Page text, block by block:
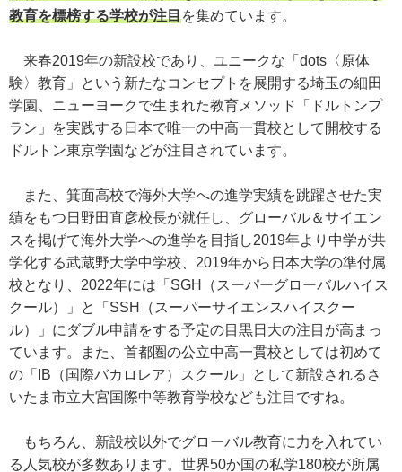
教育を標榜する学校が注目を集めています。
来春2019年の新設校であり、ユニークな「dots〈原体
験〉教育」という新たなコンセプトを展開する埼玉の細田
学園、ニューヨークで生まれた教育メソッド「ドルトンプ
ラン」を実践する日本で唯一の中高一貫校として開校する
ドルトン東京学園などが注目されています。
また、箕面高校で海外大学への進学実績を跳躍させた実
績をもつ日野田直彦校長が就任し、グローバル＆サイエン
スを掲げて海外大学への進学を目指し2019年より中学が共
学化する武蔵野大学中学校、2019年から日本大学の準付属
校となり、2022年には「SGH（スーパーグローバルハイス
クール）」と「SSH（スーパーサイエンスハイスクー
ル）」にダブル申請をする予定の目黒日大の注目が高まっ
ています。また、首都圏の公立中高一貫校としては初めて
の「IB（国際バカロレア）スクール」として新設されるさ
いたま市立大宮国際中等教育学校なども注目ですね。
もちろん、新設校以外でグローバル教育に力を入れてい
る人気校が多数あります。世界50か国の私学180校が所属